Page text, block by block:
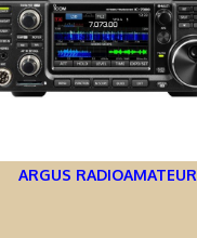
ARGUS RADIOAMATEUR